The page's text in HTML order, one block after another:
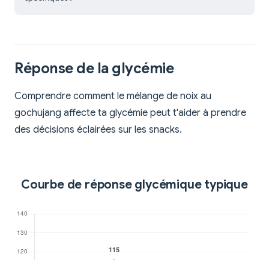
Réponse de la glycémie
Comprendre comment le mélange de noix au
gochujang affecte ta glycémie peut t'aider à prendre
des décisions éclairées sur les snacks.
Courbe de réponse glycémique typique